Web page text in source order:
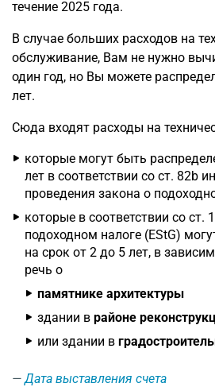
течение 2025 года.
В случае больших расходов на
обслуживание, Вам не нужно
один год, но Вы можете
лет.
Сюда входят расходы на
которые могут быть
лет в соответствии со ст. 82b
проведения закона о
которые в соответствии со ст.
подоходном налоге (EStG)
на срок от 2 до 5 лет, в
речь о
памятнике архитектуры
здании в районе
или здании в
Дата выставления счета